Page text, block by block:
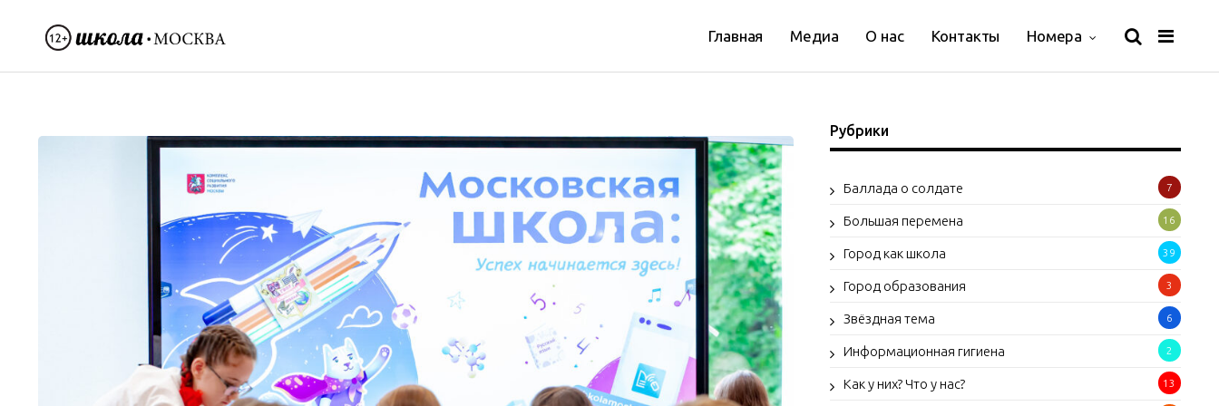
Главная Медиа О нас Контакты Номера
Рубрики
Баллада о солдате 7
Большая перемена 16
Город как школа 39
Город образования 3
Звёздная тема 6
Информационная гигиена 2
Как у них? Что у нас? 13